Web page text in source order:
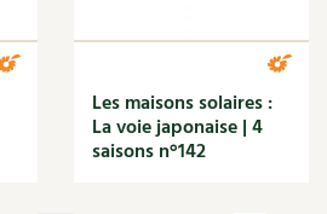
Les maisons solaires :
La voie japonaise | 4
saisons n°142